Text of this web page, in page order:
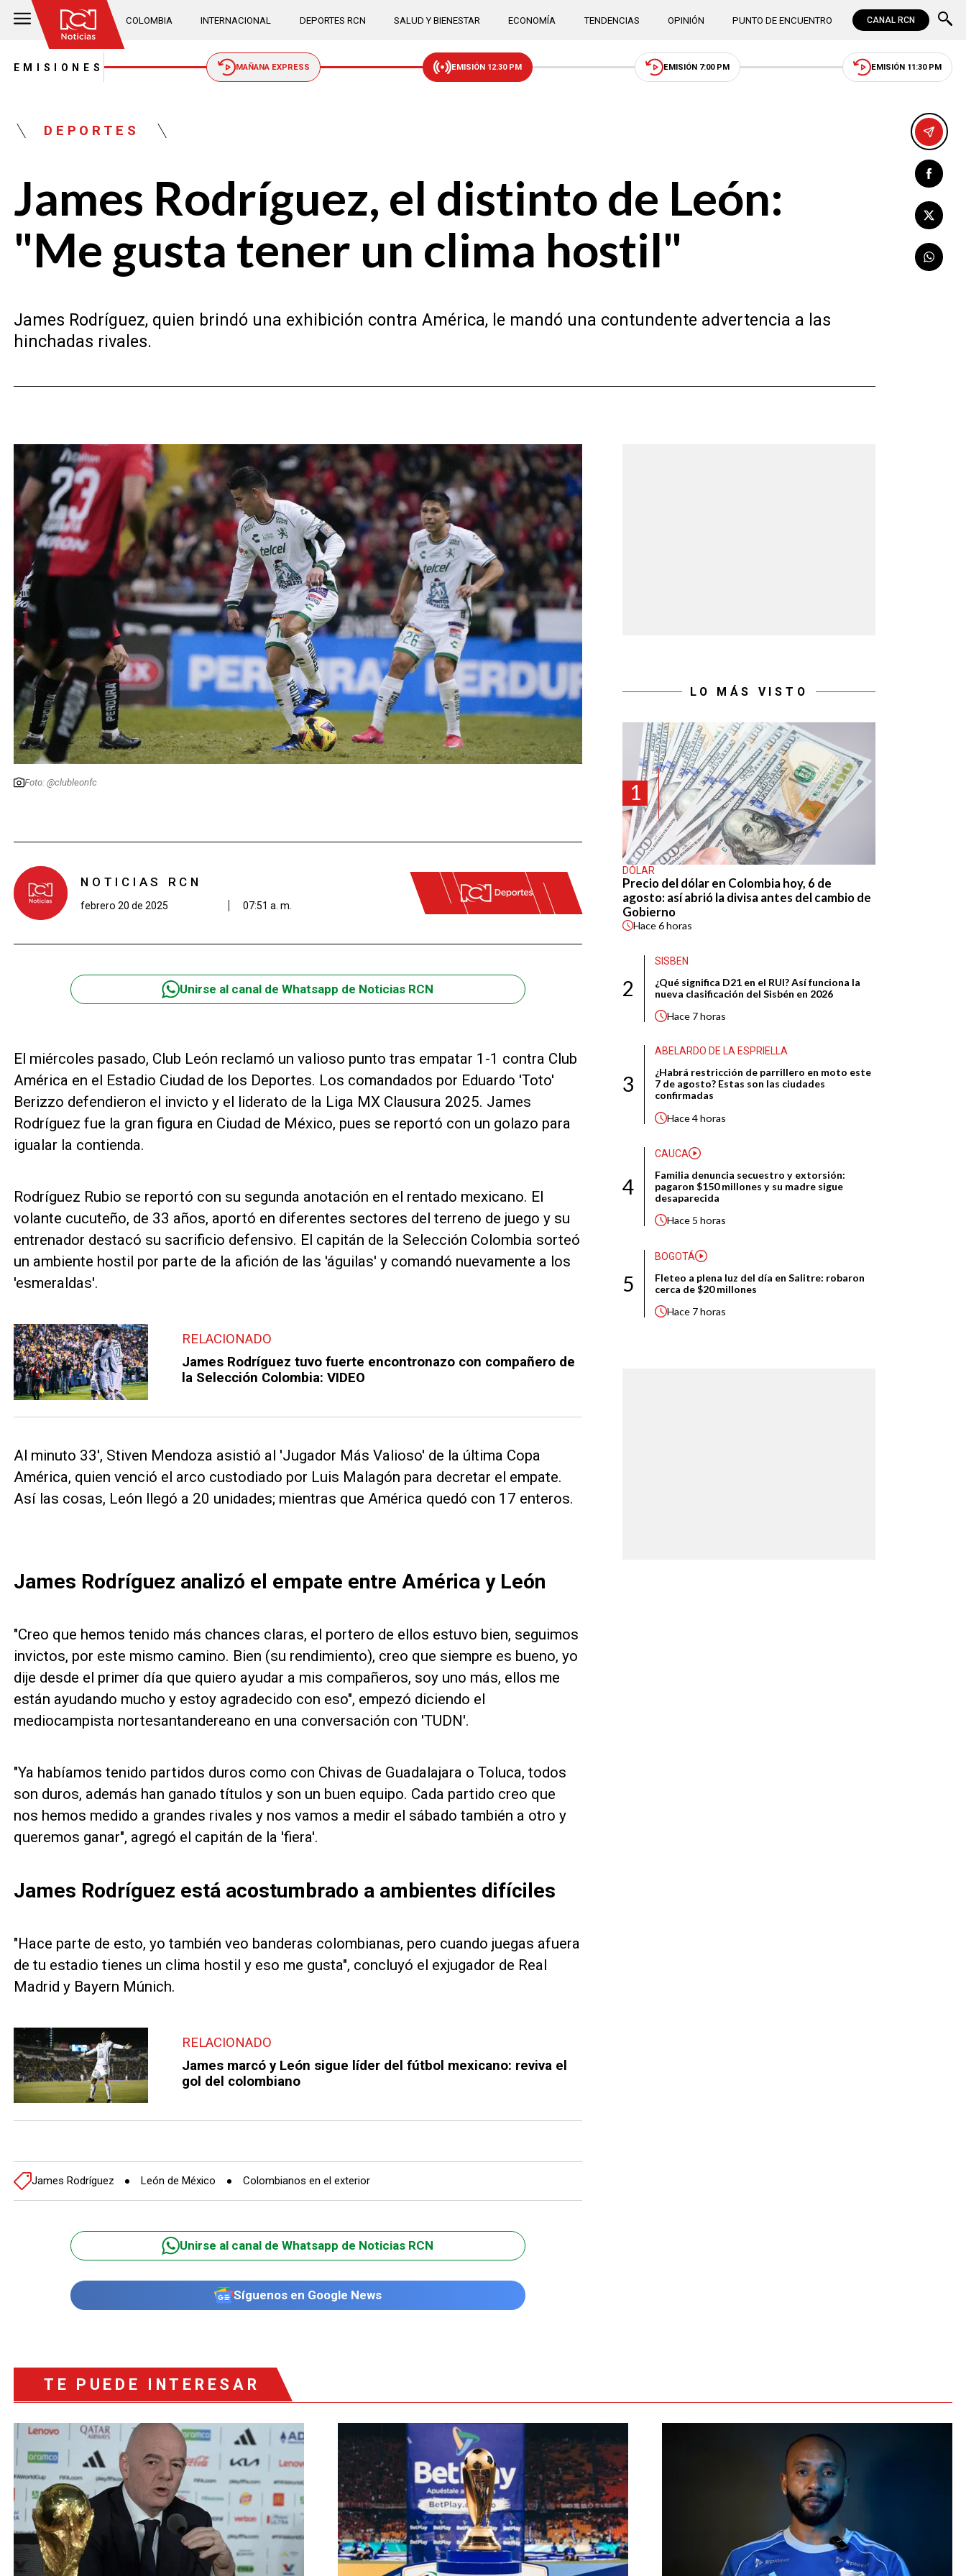
COLOMBIA INTERNACIONAL DEPORTES RCN SALUD Y BIENESTAR ECONOMÍA TENDENCIAS OPINIÓN PUNTO DE ENCUENTRO CANAL RCN
EMISIONES MAÑANA EXPRESS EMISIÓN 12:30 PM EMISIÓN 7:00 PM EMISIÓN 11:30 PM
DEPORTES
James Rodríguez, el distinto de León:
"Me gusta tener un clima hostil"
James Rodríguez, quien brindó una exhibición contra América, le mandó una contundente advertencia a las
hinchadas rivales.
Foto: @clubleonfc
NOTICIAS RCN
febrero 20 de 2025 07:51 a. m.
Unirse al canal de Whatsapp de Noticias RCN
El miércoles pasado, Club León reclamó un valioso punto tras empatar 1-1 contra Club
América en el Estadio Ciudad de los Deportes. Los comandados por Eduardo 'Toto'
Berizzo defendieron el invicto y el liderato de la Liga MX Clausura 2025. James
Rodríguez fue la gran figura en Ciudad de México, pues se reportó con un golazo para
igualar la contienda.
Rodríguez Rubio se reportó con su segunda anotación en el rentado mexicano. El
volante cucuteño, de 33 años, aportó en diferentes sectores del terreno de juego y su
entrenador destacó su sacrificio defensivo. El capitán de la Selección Colombia sorteó
un ambiente hostil por parte de la afición de las 'águilas' y comandó nuevamente a los
'esmeraldas'.
RELACIONADO
James Rodríguez tuvo fuerte encontronazo con compañero de
la Selección Colombia: VIDEO
Al minuto 33', Stiven Mendoza asistió al 'Jugador Más Valioso' de la última Copa
América, quien venció el arco custodiado por Luis Malagón para decretar el empate.
Así las cosas, León llegó a 20 unidades; mientras que América quedó con 17 enteros.
James Rodríguez analizó el empate entre América y León
"Creo que hemos tenido más chances claras, el portero de ellos estuvo bien, seguimos
invictos, por este mismo camino. Bien (su rendimiento), creo que siempre es bueno, yo
dije desde el primer día que quiero ayudar a mis compañeros, soy uno más, ellos me
están ayudando mucho y estoy agradecido con eso", empezó diciendo el
mediocampista nortesantandereano en una conversación con 'TUDN'.
"Ya habíamos tenido partidos duros como con Chivas de Guadalajara o Toluca, todos
son duros, además han ganado títulos y son un buen equipo. Cada partido creo que
nos hemos medido a grandes rivales y nos vamos a medir el sábado también a otro y
queremos ganar", agregó el capitán de la 'fiera'.
James Rodríguez está acostumbrado a ambientes difíciles
"Hace parte de esto, yo también veo banderas colombianas, pero cuando juegas afuera
de tu estadio tienes un clima hostil y eso me gusta", concluyó el exjugador de Real
Madrid y Bayern Múnich.
RELACIONADO
James marcó y León sigue líder del fútbol mexicano: reviva el
gol del colombiano
James Rodríguez León de México Colombianos en el exterior
Unirse al canal de Whatsapp de Noticias RCN
Síguenos en Google News
LO MÁS VISTO
1
DÓLAR
Precio del dólar en Colombia hoy, 6 de
agosto: así abrió la divisa antes del cambio de
Gobierno
Hace6 horas
2
SISBEN
¿Qué significa D21 en el RUI? Así funciona la
nueva clasificación del Sisbén en 2026
Hace 7 horas
3
ABELARDO DE LA ESPRIELLA
¿Habrá restricción de parrillero en moto este
7 de agosto? Estas son las ciudades
confirmadas
Hace4 horas
4
CAUCA
Familia denuncia secuestro y extorsión:
pagaron $150 millones y su madre sigue
desaparecida
Hace 5 horas
5
BOGOTÁ
Fleteo a plena luz del día en Salitre: robaron
cerca de $20 millones
Hace 7 horas
TE PUEDE INTERESAR